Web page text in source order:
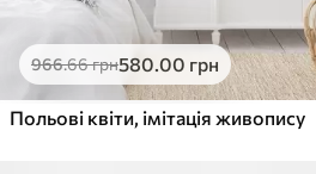
966.66грн580.00 грн
Польові квіти, імітація живопису